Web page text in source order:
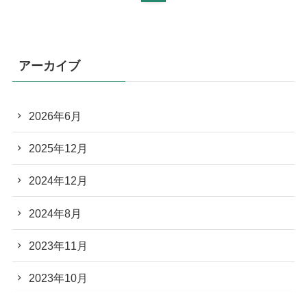
アーカイブ
2026年6月
2025年12月
2024年12月
2024年8月
2023年11月
2023年10月